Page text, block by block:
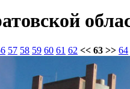
57 58 59 60 61 62 << 63 >> 64